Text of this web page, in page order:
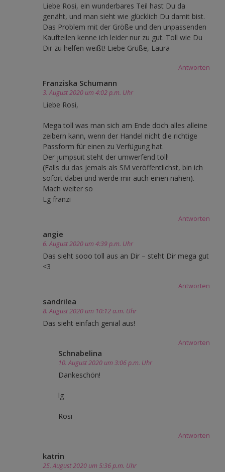
Liebe Rosi, ein wunderbares Teil hast Du da
genäht, und man sieht wie glücklich Du damit bist.
Das Problem mit der Größe und den unpassenden
Kaufteilen kenne ich leider nur zu gut. Toll wie Du
Dir zu helfen weißt! Liebe Grüße, Laura
Antworten
Franziska Schumann
3. August 2020 um 4:02 p.m. Uhr
Liebe Rosi,
Mega toll was man sich am Ende doch alles alleine
zeibern kann, wenn der Handel nicht die richtige
Passform für einen zu Verfügung hat.
Der jumpsuit steht der umwerfend toll!
(Falls du das jemals als SM veröffentlichst, bin ich
sofort dabei und werde mir auch einen nähen).
Mach weiter so
Lg franzi
Antworten
angie
6. August 2020 um 4:39 p.m. Uhr
Das sieht sooo toll aus an Dir – steht Dir mega gut
<3
Antworten
sandrilea
8. August 2020 um 10:12 a.m. Uhr
Das sieht einfach genial aus!
Antworten
Schnabelina
10. August 2020 um 3:06 p.m. Uhr
Dankeschön!
lg
Rosi
Antworten
katrin
25. August 2020 um 5:36 p.m. Uhr